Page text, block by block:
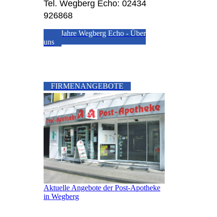
Tel. Wegberg Echo: 02434
926868
20 Jahre Wegberg Echo - Über
uns
FIRMENANGEBOTE
Aktuelle Angebote der Post-Apotheke
in Wegberg